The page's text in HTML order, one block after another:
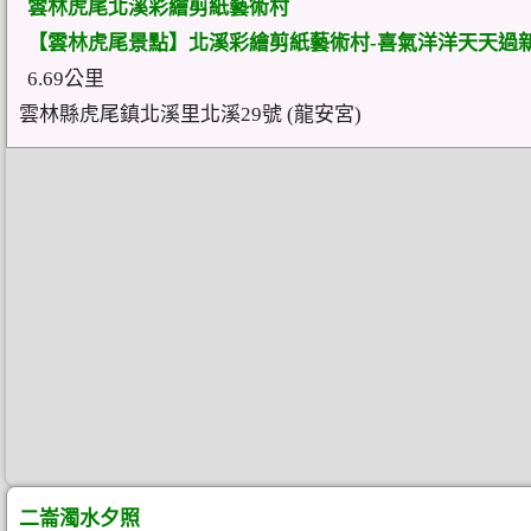
雲林虎尾北溪彩繪剪紙藝術村
【雲林虎尾景點】北溪彩繪剪紙藝術村-喜氣洋洋天天過
6.69公里
雲林縣虎尾鎮北溪里北溪29號 (龍安宮)
二崙濁水夕照